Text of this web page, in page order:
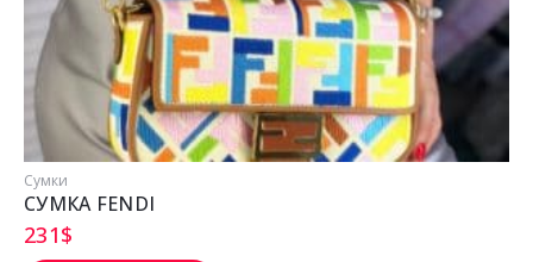
Сумки
СУМКА FENDI
231$